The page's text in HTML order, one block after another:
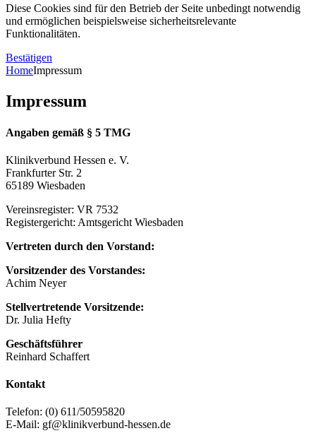
Diese Cookies sind für den Betrieb der Seite unbedingt notwendig
und ermöglichen beispielsweise sicherheitsrelevante
Funktionalitäten.
Bestätigen
HomeImpressum
Impressum
Angaben gemäß § 5 TMG
Klinikverbund Hessen e. V.
Frankfurter Str. 2
65189 Wiesbaden
Vereinsregister: VR 7532
Registergericht: Amtsgericht Wiesbaden
Vertreten durch den Vorstand:
Vorsitzender des Vorstandes:
Achim Neyer
Stellvertretende Vorsitzende:
Dr. Julia Hefty
Geschäftsführer
Reinhard Schaffert
Kontakt
Telefon: (0) 611/50595820
E-Mail: gf@klinikverbund-hessen.de